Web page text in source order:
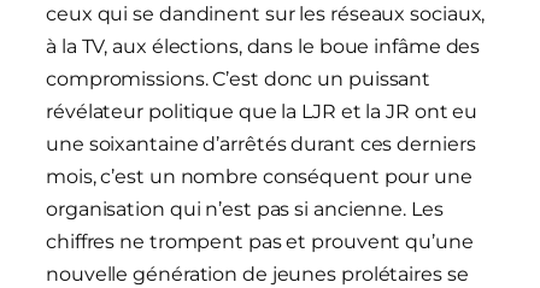
ceux qui se dandinent sur les réseaux sociaux,
à la TV, aux élections, dans le boue infâme des
compromissions. C’est donc un puissant
révélateur politique que la LJR et la JR ont eu
une soixantaine d’arrêtés durant ces derniers
mois, c’est un nombre conséquent pour une
organisation qui n’est pas si ancienne. Les
chiffres ne trompent pas et prouvent qu’une
nouvelle génération de jeunes prolétaires se